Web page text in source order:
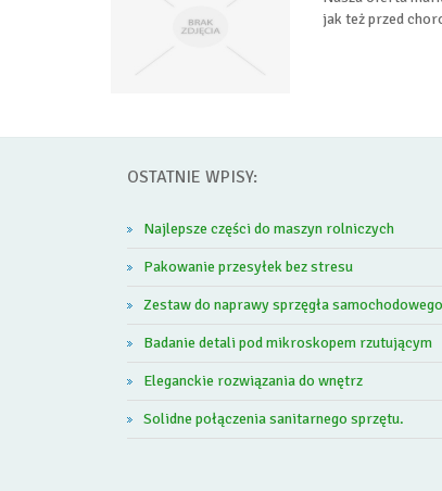
jak też przed
OSTATNIE WPISY:
Najlepsze części do maszyn rolniczych
Pakowanie przesyłek bez stresu
Zestaw do naprawy sprzęgła samochodowego
Badanie detali pod mikroskopem rzutującym
Eleganckie rozwiązania do wnętrz
Solidne połączenia sanitarnego sprzętu.